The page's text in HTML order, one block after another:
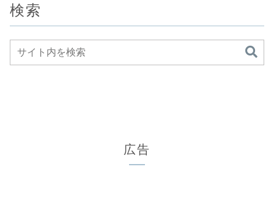
検索
広告